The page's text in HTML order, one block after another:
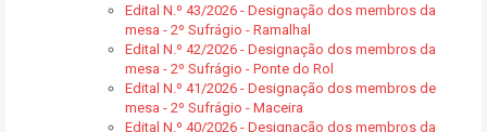
Edital N.º 43/2026 - Designação dos membros da
mesa - 2º Sufrágio - Ramalhal
Edital N.º 42/2026 - Designação dos membros da
mesa - 2º Sufrágio - Ponte do Rol
Edital N.º 41/2026 - Designação dos membros de
mesa - 2º Sufrágio - Maceira
Edital N.º 40/2026 - Designação dos membros da